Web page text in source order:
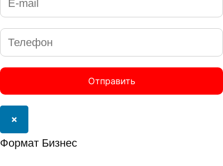
×
Формат Бизнес